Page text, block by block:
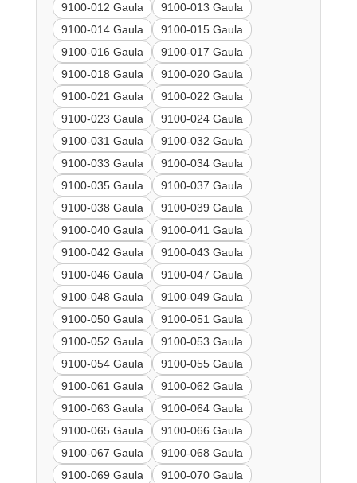
9100-012 Gaula
9100-013 Gaula
9100-014 Gaula
9100-015 Gaula
9100-016 Gaula
9100-017 Gaula
9100-018 Gaula
9100-020 Gaula
9100-021 Gaula
9100-022 Gaula
9100-023 Gaula
9100-024 Gaula
9100-031 Gaula
9100-032 Gaula
9100-033 Gaula
9100-034 Gaula
9100-035 Gaula
9100-037 Gaula
9100-038 Gaula
9100-039 Gaula
9100-040 Gaula
9100-041 Gaula
9100-042 Gaula
9100-043 Gaula
9100-046 Gaula
9100-047 Gaula
9100-048 Gaula
9100-049 Gaula
9100-050 Gaula
9100-051 Gaula
9100-052 Gaula
9100-053 Gaula
9100-054 Gaula
9100-055 Gaula
9100-061 Gaula
9100-062 Gaula
9100-063 Gaula
9100-064 Gaula
9100-065 Gaula
9100-066 Gaula
9100-067 Gaula
9100-068 Gaula
9100-069 Gaula
9100-070 Gaula